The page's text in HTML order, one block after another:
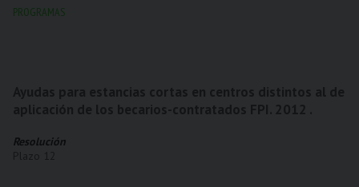
PROGRAMAS
Resolución